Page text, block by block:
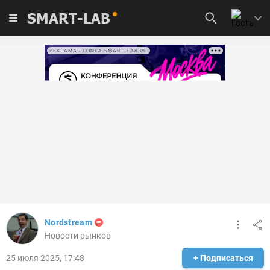
SMART-LAB
РЕКЛАМА • CONFA.SMART-LAB.RU
Nordstream
Новости рынков
25 июля 2025, 17:48 + Подписаться